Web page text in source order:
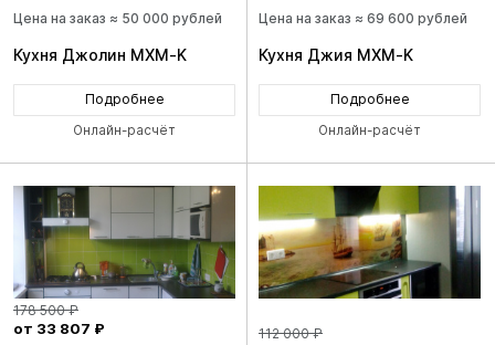
Цена на заказ ≈ 50 000 рублей
Кухня Джолин MXM-K
Подробнее
Онлайн-расчёт
Цена на заказ ≈ 69 600 рублей
Кухня Джия MXM-K
Подробнее
Онлайн-расчёт
178 500 ₽
от 33 807 ₽ 112 000 ₽